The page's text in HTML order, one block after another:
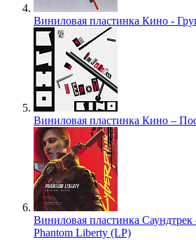
Виниловая пластинка Кино -
Виниловая пластинка Кино –
Виниловая пластинка Саундтрек
Phantom Liberty (LP)